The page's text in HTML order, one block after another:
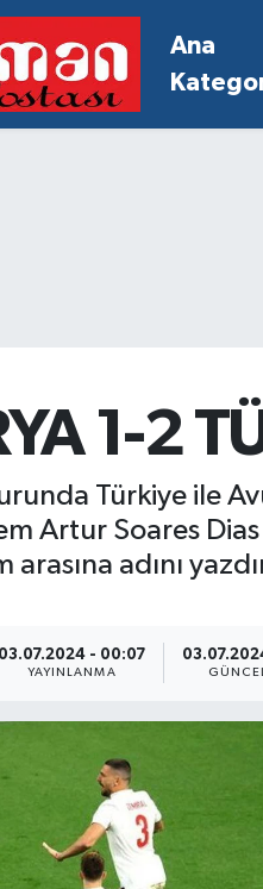
Ana
1-2
Türkiye ile
Artur Soares
arasına adını
03.07.2024 - 00:07
YAYINLANMA